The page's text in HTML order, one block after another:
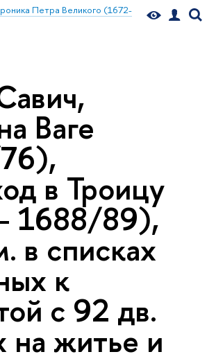
Петра Великого (1672-
Ваге
в Троицу
1688/89),
в списках
к
с 92 дв.
на житье и